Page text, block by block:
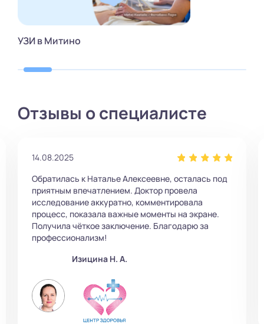
УЗИ в Митино
Отзывы о специалисте
14.08.2025
Обратилась к Наталье Алексеевне, осталась под
приятным впечатлением. Доктор провела
исследование аккуратно, комментировала
процесс, показала важные моменты на экране.
Получила чёткое заключение. Благодарю за
профессионализм!
Изицина Н. А.